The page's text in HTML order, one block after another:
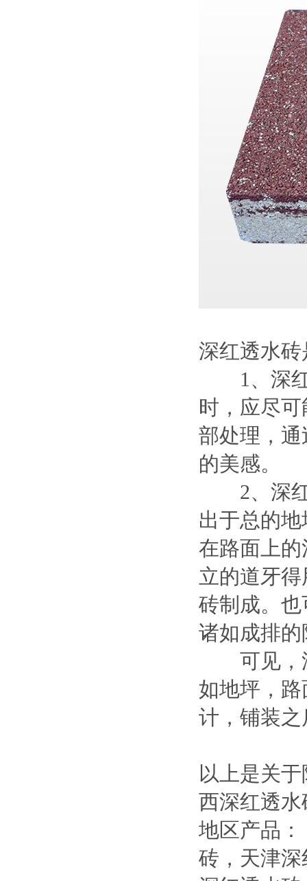
深红透水
1、深红
时，应尽
部处理，
的美感。
2、深红
出于总的
在路面上
立的道牙
砖制成。
诸如成排
可见，深
如地坪，
计，铺装
以上是关
西深红透
地区产品：
砖 ， 天津